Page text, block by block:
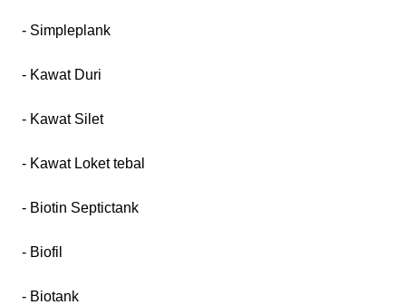
- Simpleplank
- Kawat Duri
- Kawat Silet
- Kawat Loket tebal
- Biotin Septictank
- Biofil
- Biotank